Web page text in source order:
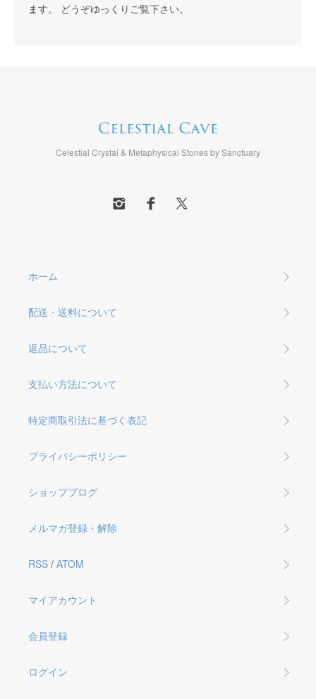
ます。 どうぞゆっくりご覧下さい。
Celestial Crystal & Metaphysical Stones by Sanctuary
ホーム
配送・送料について
返品について
支払い方法について
特定商取引法に基づく表記
プライバシーポリシー
ショップブログ
メルマガ登録・解除
RSS / ATOM
マイアカウント
会員登録
ログイン